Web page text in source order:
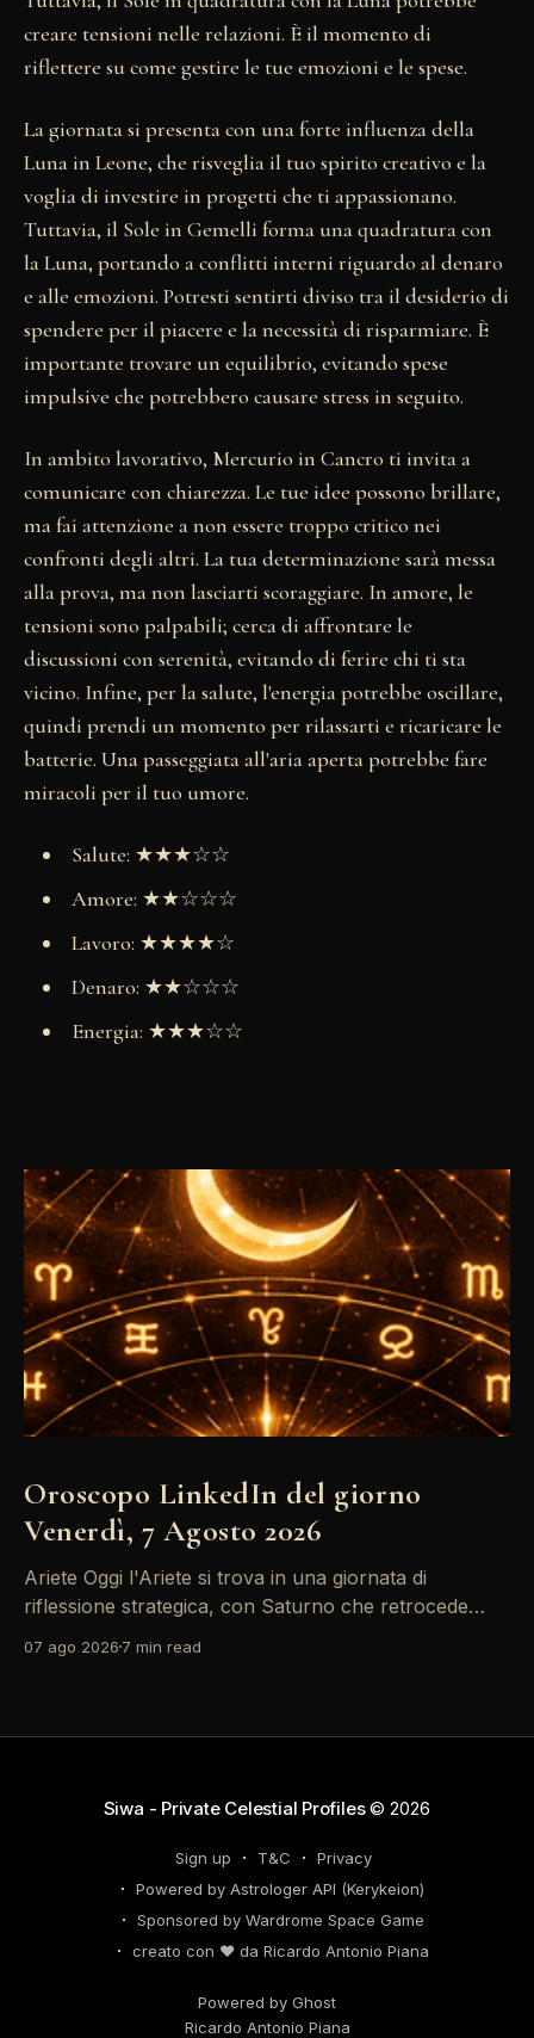
creare tensioni nelle relazioni. È il momento di
riflettere su come gestire le tue emozioni e le spese.
La giornata si presenta con una forte influenza della
Luna in Leone, che risveglia il tuo spirito creativo e la
voglia di investire in progetti che ti appassionano.
Tuttavia, il Sole in Gemelli forma una quadratura con
la Luna, portando a conflitti interni riguardo al denaro
e alle emozioni. Potresti sentirti diviso tra il desiderio di
spendere per il piacere e la necessità di risparmiare. È
importante trovare un equilibrio, evitando spese
impulsive che potrebbero causare stress in seguito.
In ambito lavorativo, Mercurio in Cancro ti invita a
comunicare con chiarezza. Le tue idee possono brillare,
ma fai attenzione a non essere troppo critico nei
confronti degli altri. La tua determinazione sarà messa
alla prova, ma non lasciarti scoraggiare. In amore, le
tensioni sono palpabili; cerca di affrontare le
discussioni con serenità, evitando di ferire chi ti sta
vicino. Infine, per la salute, l'energia potrebbe oscillare,
quindi prendi un momento per rilassarti e ricaricare le
batterie. Una passeggiata all'aria aperta potrebbe fare
miracoli per il tuo umore.
Salute: ★★★☆☆
Amore: ★★☆☆☆
Lavoro: ★★★★☆
Denaro: ★★☆☆☆
Energia: ★★★☆☆
Oroscopo LinkedIn del giorno
Venerdì, 7 Agosto 2026
Ariete Oggi l'Ariete si trova in una giornata di
riflessione strategica, con Saturno che retrocede
riconsiderare il tuo personal brand e l'engagement
07 ago 2026 7 min read
Siwa - Private Celestial Profiles© 2026
Sign up T&C
Privacy
Powered by Astrologer API (Kerykeion)
Sponsored by Wardrome Space Game
creato con ❤️ da Ricardo Antonio Piana
Powered by Ghost
Ricardo Antonio Piana